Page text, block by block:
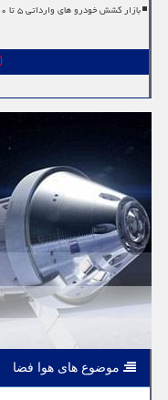
بازار کشش خودرو های وارداتی ۵ تا ۱۰ میلیارد تومانی را ندارد
موضوع های هوا فضا